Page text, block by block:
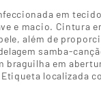
em
e macio. Cintura
além de
samba-
braguilha em
localizada